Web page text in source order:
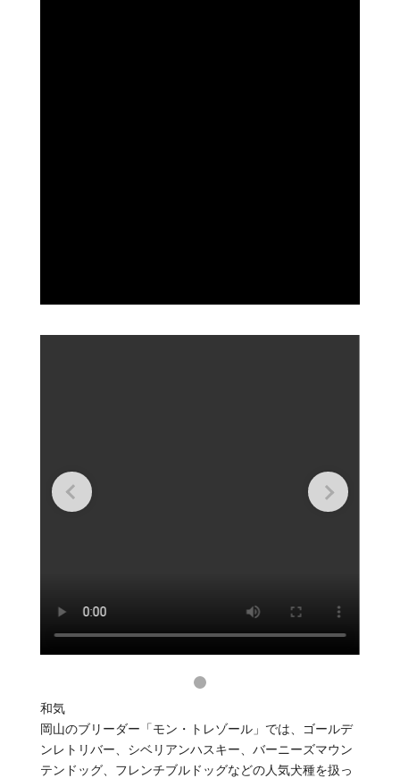
和気
岡山のブリーダー「モン・トレゾール」では、ゴールデ
ンレトリバー、シベリアンハスキー、バーニーズマウン
テンドッグ、フレンチブルドッグなどの人気犬種を扱っ